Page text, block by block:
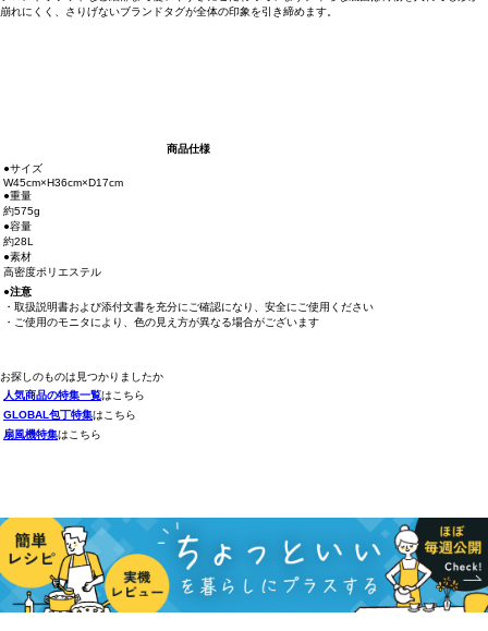
崩れにくく、さりげないブランドタグが全体の印象を引き締めます。
商品仕様
●サイズ
W45cm×H36cm×D17cm
●重量
約575g
●容量
約28L
●素材
高密度ポリエステル
●注意
・取扱説明書および添付文書を充分にご確認になり、安全にご使用ください
・ご使用のモニタにより、色の見え方が異なる場合がございます
お探しのものは見つかりましたか
人気商品の特集一覧はこちら
GLOBAL包丁特集はこちら
扇風機特集はこちら